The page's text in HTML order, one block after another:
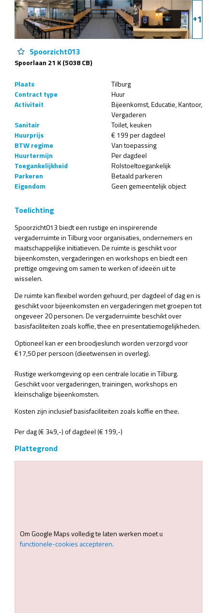
+1
Spoorzicht013
Spoorlaan 21 K (5038 CB)
Plaats
Tilburg
Contract type
Huur
Activiteit
Bijeenkomst Educatie Kantoor
Vergaderen
Sanitair
Toilet keuken
Huurprijs
€ 199 per dagdeel
BTW regime
Van toepassing
Huurtermijn
Per dagdeel
Toegankelijkheid
Rolstoeltoegankelijk
Parkeren
Betaald parkeren
Eigendom
Geen gemeentelijk object
Toelichting
Spoorzicht013 biedt een rustige en inspirerende
vergaderruimte in Tilburg voor organisaties, ondernemers en
maatschappelijke initiatieven. De ruimte is geschikt voor
bijeenkomsten, vergaderingen en workshops en biedt een
prettige omgeving om samen te werken of ideeën uit te
wisselen.
De ruimte kan flexibel worden gehuurd, per dagdeel of dag en is
geschikt voor bijeenkomsten en vergaderingen met groepen tot
ongeveer 20 personen. De vergaderruimte beschikt over
basisfaciliteiten zoals koffie, thee en presentatiemogelijkheden.
Optioneel kan er een broodjeslunch worden verzorgd voor
€17,50 per persoon (dieetwensen in overleg).
Rustige werkomgeving op een centrale locatie in Tilburg.
Geschikt voor vergaderingen, trainingen, workshops en
kleinschalige bijeenkomsten.
Kosten zijn inclusief basisfaciliteiten zoals koffie en thee.
Per dag (€ 349,-) of dagdeel (€ 199,-)
Plattegrond
Om Google Maps volledig te laten werken moet u
functionele-cookies accepteren.